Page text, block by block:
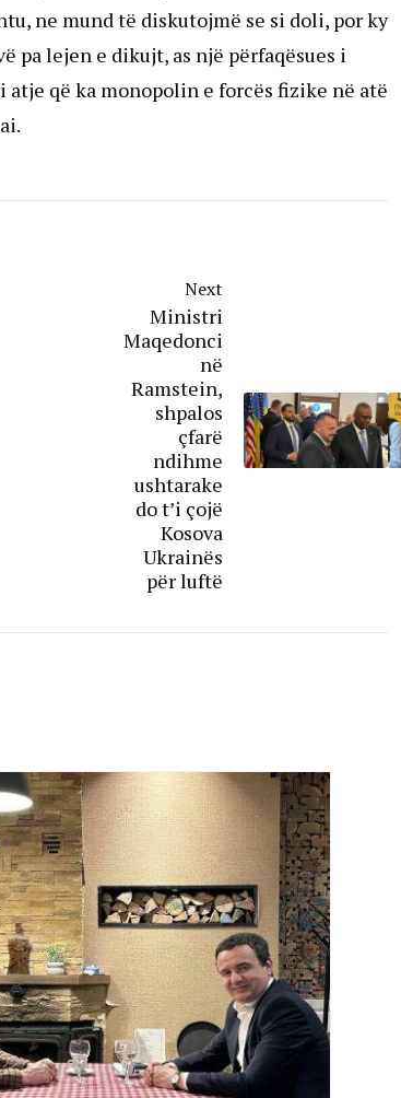
ne mund të diskutojmë se si doli, por ky
pa lejen e dikujt, as një përfaqësues i
që ka monopolin e forcës fizike në atë
Next
Ministri
Maqedonci
në
Ramstein,
shpalos
çfarë
ndihme
ushtarake
do t’i çojë
Kosova
Ukrainës
për luftë